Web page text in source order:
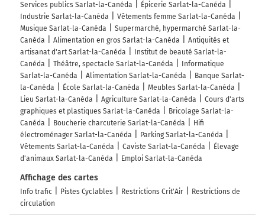
Au rond-point, prendre la 1ère sortie sur D704 (Avenue
Gambetta) et continuer sur 280 mètres
4h17 Sarlat-la-Canéda
24200
Services publics Sarlat-la-Canéda
Épicerie Sarlat-la-Canéda
Industrie Sarlat-la-Canéda
Vêtements femme Sarlat-la-Canéda
Musique Sarlat-la-Canéda
Supermarché, hypermarché Sarlat-la-
Canéda
Alimentation en gros Sarlat-la-Canéda
Antiquités et
artisanat d'art Sarlat-la-Canéda
Institut de beauté Sarlat-la-
Canéda
Théâtre, spectacle Sarlat-la-Canéda
Informatique
Sarlat-la-Canéda
Alimentation Sarlat-la-Canéda
Banque Sarlat-
la-Canéda
École Sarlat-la-Canéda
Meubles Sarlat-la-Canéda
Lieu Sarlat-la-Canéda
Agriculture Sarlat-la-Canéda
Cours d'arts
graphiques et plastiques Sarlat-la-Canéda
Bricolage Sarlat-la-
Canéda
Boucherie charcuterie Sarlat-la-Canéda
Hifi
électroménager Sarlat-la-Canéda
Parking Sarlat-la-Canéda
Vêtements Sarlat-la-Canéda
Caviste Sarlat-la-Canéda
Élevage
d'animaux Sarlat-la-Canéda
Emploi Sarlat-la-Canéda
Affichage des cartes
Info trafic Pistes Cyclables Restrictions Crit'Air
Restrictions de
circulation